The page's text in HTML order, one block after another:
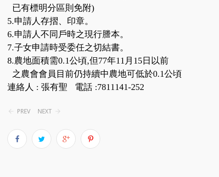
已有標明分區則免附)
5.申請人存摺、印章。
6.申請人不同戶時之現行謄本。
7.子女申請時受委任之切結書。
8.農地面積需0.1公頃,但77年11月15日以前
之農會會員目前仍持續中農地可低於0.1公頃
連絡人 : 張有聖 電話 :7811141-252
PREV NEXT